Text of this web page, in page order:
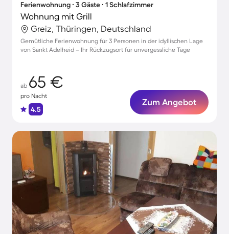
Ferienwohnung ∙ 3 Gäste ∙ 1 Schlafzimmer
Wohnung mit Grill
Greiz, Thüringen, Deutschland
Gemütliche Ferienwohnung für 3 Personen in der idyllischen Lage
von Sankt Adelheid – Ihr Rückzugsort für unvergessliche Tage
ab 65 €
pro Nacht
4.5
Zum Angebot